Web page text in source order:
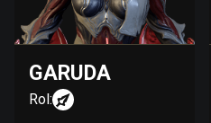
GARUDA
Rol: